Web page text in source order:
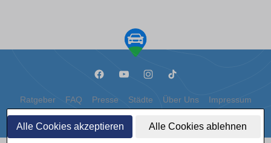
Alle Cookies akzeptieren Alle Cookies ablehnen
Ratgeber FAQ Presse Städte Über Uns Impressum
Datenschutz Cookies